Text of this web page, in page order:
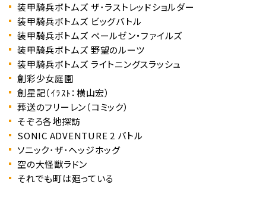
装甲騎兵ボトムズ ザ･ラストレッドショルダー
装甲騎兵ボトムズ ビッグバトル
装甲騎兵ボトムズ ペールゼン・ファイルズ
装甲騎兵ボトムズ 野望のルーツ
装甲騎兵ボトムズ ライトニングスラッシュ
創彩少女庭園
創星記（ｲﾗｽﾄ：横山宏）
葬送のフリーレン（コミック）
そぞろ各地探訪
SONIC ADVENTURE 2 バトル
ソニック･ザ･ヘッジホッグ
空の大怪獣ラドン
それでも町は廻っている